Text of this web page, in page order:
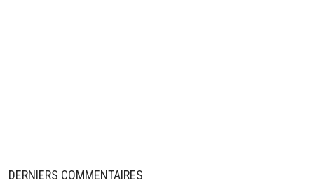
DERNIERS COMMENTAIRES